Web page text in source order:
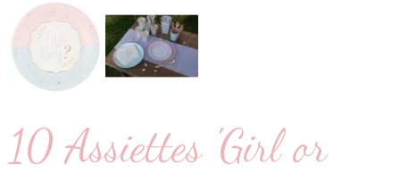
10 Assiettes 'Girl or